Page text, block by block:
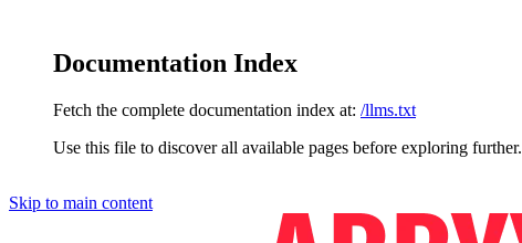
Documentation Index
Fetch the complete documentation index at: /llms.txt
Use this file to discover all available pages before exploring further.
Skip to main content